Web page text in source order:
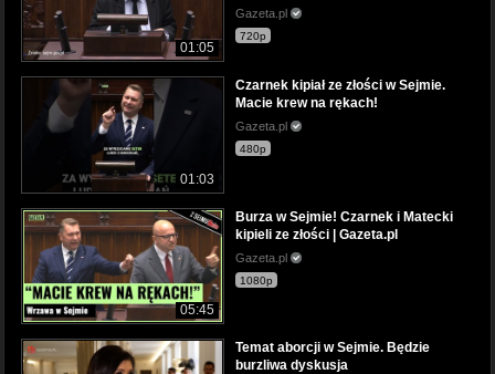
01:05
Gazeta.pl
720p
01:03
Czarnek kipiał ze złości w Sejmie.
Macie krew na rękach!
Gazeta.pl
480p
05:45
Burza w Sejmie! Czarnek i Matecki
kipieli ze złości | Gazeta.pl
Gazeta.pl
1080p
Temat aborcji w Sejmie. Będzie
burzliwa dyskusja